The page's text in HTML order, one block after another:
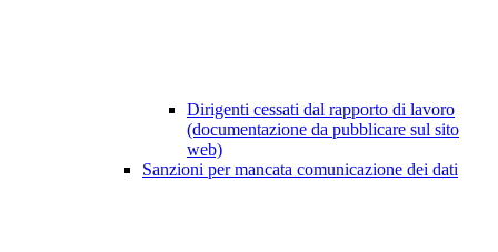
Dirigenti cessati dal rapporto di lavoro
(documentazione da pubblicare sul sito
web)
Sanzioni per mancata comunicazione dei dati